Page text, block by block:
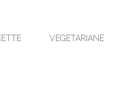
VEGETARIANE